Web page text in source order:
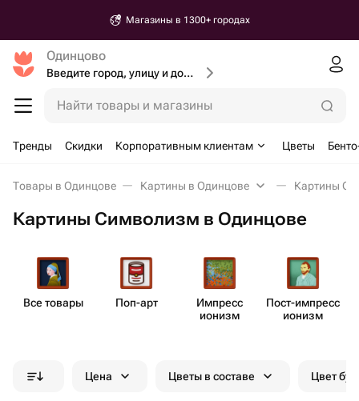
Магазины в 1300+ городах
Одинцово
Введите город, улицу и дом доставки
Найти товары и магазины
Тренды Скидки Корпоративным клиентам Цветы
Товары в Одинцове Картины в Одинцове Картины
Картины Символизм в Одинцове
Все товары Поп-арт
Импресс​
ионизм
Пост-импресс​
ионизм
Цена Цветы в составе Цвет